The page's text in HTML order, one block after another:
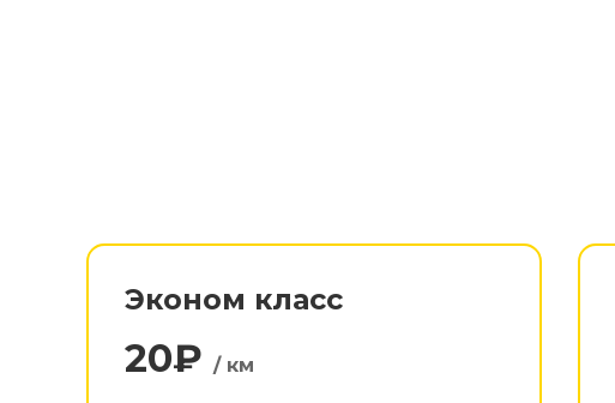
Эконом класс
20₽ / км